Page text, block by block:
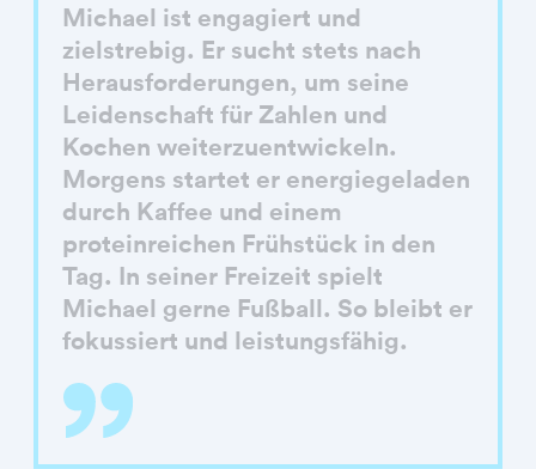
Michael ist engagiert und
zielstrebig. Er sucht stets nach
Herausforderungen, um seine
Leidenschaft für Zahlen und
Kochen weiterzuentwickeln.
Morgens startet er energiegeladen
durch Kaffee und einem
proteinreichen Frühstück in den
Tag. In seiner Freizeit spielt
Michael gerne Fußball. So bleibt er
fokussiert und leistungsfähig.